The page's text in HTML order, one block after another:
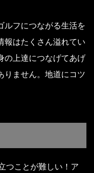
ルフにつながる生活を
報はたくさん溢れてい
の上達につなげてあげ
りません。地道にコツ
つことが難しい！ア